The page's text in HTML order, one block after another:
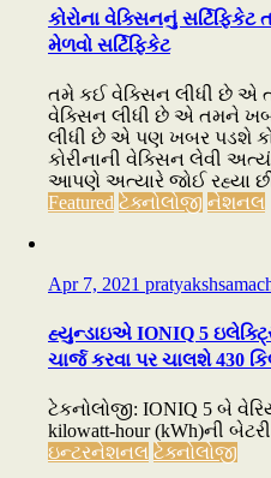
કોરોના વેક્સિનનું
મેળવો સર્ટિફિકેટ
તમે કઈ વેક્સિન લીધી છે એ
વેક્સિન લીધી છે એ તમને
લીધી છે એ પણ ખબર પડશે
કોરીનાની વેક્સિન લેવી
આપણે અત્યારે જોઈ રહ્યા
Featured ટેક્નોલોજી નેશનલ
Apr 7, 2021
હ્યુન્ડાઇએ IONIQ 5
ચાર્જ કરવા પર ચાલશે 430
ટેકનોલોજી: IONIQ 5 બે
kilowatt-hour (kWh)ની
ઇન્ટરનેશનલ ટેક્નોલોજી